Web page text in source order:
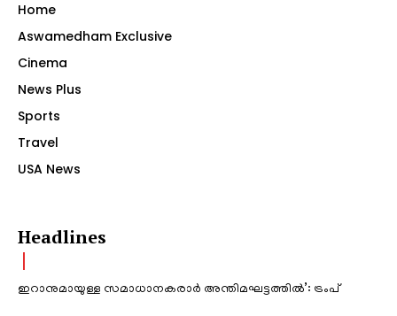
Home
Aswamedham Exclusive
Cinema
News Plus
Sports
Travel
USA News
Headlines
ഇറാനുമായുള്ള സമാധാനകരാർ അന്തിമഘട്ടത്തിൽ‌’: ട്രംപ്